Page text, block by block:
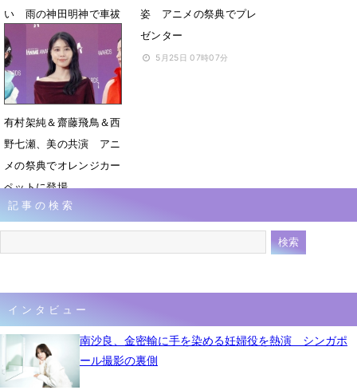
い 雨の神田明神で車祓
い
6月8日 13時07分
姿 アニメの祭典でプレ
ゼンター
5月25日 07時07分
有村架純＆齋藤飛鳥＆西
野七瀬、美の共演 アニ
メの祭典でオレンジカー
ペットに登場
5月25日 06時46分
記事の検索
インタビュー
南沙良、金密輸に手を染める妊婦役を熱演 シンガポ
ール撮影の裏側